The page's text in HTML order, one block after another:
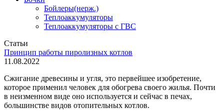
Бойлеры(нерж.)
Теплоаккумуляторы
Теплоаккумуляторы с ГВС
Статьи
Принцип работы пиролизных котлов
11.08.2022
Сжигание древесины и угля, это первейшее изобретение,
которое применил человек для обогрева своего жилья. Почти
в неизменном виде оно используется и сейчас в печах,
большинстве видов отопительных котлов.